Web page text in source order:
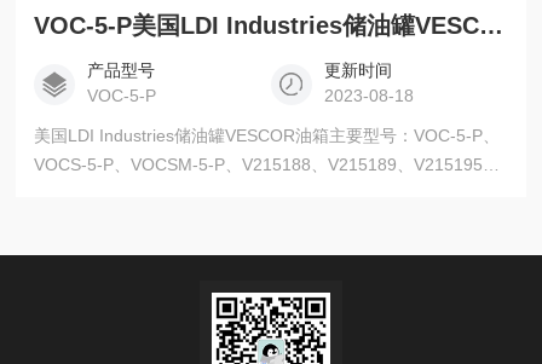
VOC-5-P美国LDI Industries储油罐VESCOR油箱
产品型号
VOC-5-P
更新时间
2023-08-18
美国LDI Industries储油罐VESCOR油箱主要型号：VOC-5-P、
VOCS-5-P、VOCSM-5-P、V215188、V215189、V215195、
V100150、V100200、V100300、V100400、V1005